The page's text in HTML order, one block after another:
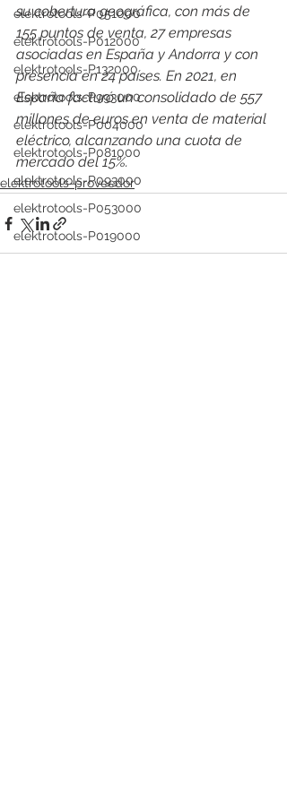
elektrotools-P051000
elektrotools-P012000
elektrotools-P132000
elektrotools-P993000
elektrotools-P004000
elektrotools-P081000
elektrotools-P093000
elektrotools-P053000
elektrotools-P019000
su cobertura geográfica, con más de
155 puntos de venta, 27 empresas
asociadas en España y Andorra y con
presencia en 24 países. En 2021, en
España facturó un consolidado de 557
millones de euros en venta de material
eléctrico, alcanzando una cuota de
mercado del 15%.
elektrotools-proveedor